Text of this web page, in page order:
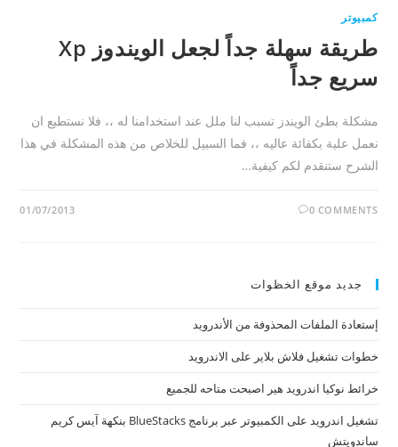
كمبيوتر
طريقة سهلة جداً لجعل الويندوز Xp
سريع جداً
مشكلة بطئ الويندز تسبب لنا ملل عند استخدامنا له ،، فلا نستطيع ان
نعمل علية بكفائة عاليه ،، فما السبيل للخلاص من هذه المشكلة في هذا
الشرح ستنقدم لكم كيفية…
0 COMMENTS
01/07/2013
جديد موقع الخظوات
إستعادة الملفات المحذوفة من الأندرويد
خطوات تشغيل فلاش بلاير على الاندرويد
خرائط نوكيا اندرويد هير اصبحت متاحه للجميع
تشغيل اندرويد على الكمبيوتر عبر برنامج BlueStacks بنكهة آيس كريم
ساندويتش